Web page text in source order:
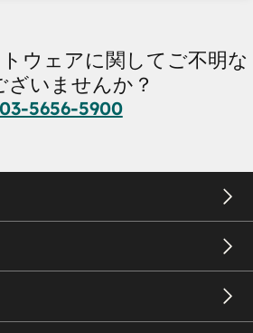
ウェアに関してご不明な
ざいませんか？
03-5656-5900